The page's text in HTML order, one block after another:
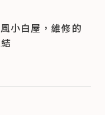
小白屋，維修的